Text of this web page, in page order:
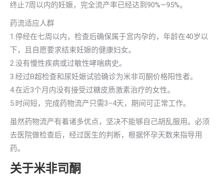
终止7周以内的妊娠，完全流产率已经达到90%—95%。
药流适应人群
1.停经在七周以内，检查后确保属于宫内孕的，年龄在40岁以
下，且自愿要求结束妊娠的健康妇女。
2.没有慢性疾病或过敏性哮喘病史。
3.经过B超检查和尿妊娠试验确诊为米非司酮价格阳性者。
4.在近3个月内没有接受过糖皮质激素治疗的女性。
5.时间短，完成药物流产只需3–4天，期间可正常工作。
虽然药物流产有着诸多优点，坚决不能够自己胡乱服用。必须
去医院做检查后，经过医生的判断，根据怀孕天数来指导用
药。
关于米非司酮